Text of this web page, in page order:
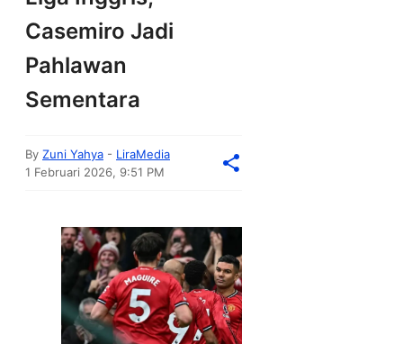
Casemiro Jadi
Pahlawan
Sementara
By Zuni Yahya - LiraMedia
1 Februari 2026, 9:51 PM